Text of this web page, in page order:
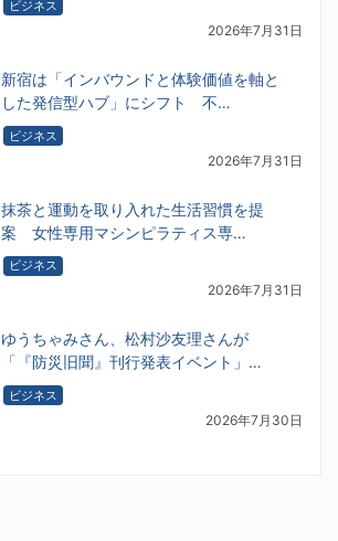
ビジネス
2026年7月31日
新宿は「インバウンドと体験価値を軸と
した発信型ハブ」にシフト 不…
ビジネス
2026年7月31日
抹茶と運動を取り入れた生活習慣を提
案 女性専用マシンピラティス専…
ビジネス
2026年7月31日
ゆうちゃみさん、松村沙友理さんが
「『防災旧聞』刊行発表イベント」…
ビジネス
2026年7月30日